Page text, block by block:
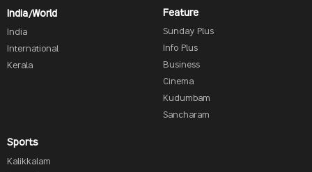
India/World
India
International
Kerala
Feature
Sunday Plus
Info Plus
Business
Cinema
Kudumbam
Sancharam
Sports
Kalikkalam